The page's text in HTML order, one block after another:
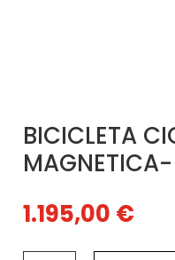
BICICLETA
1.195,00 €